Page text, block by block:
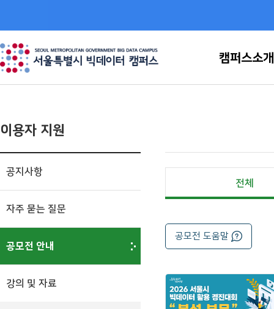
캠퍼스소개
시설 소개
오시는 길
이용자 지원
공지사항
자주 묻는 질문
공모전 안내
강의 및 자료
전체
공모전 도움말